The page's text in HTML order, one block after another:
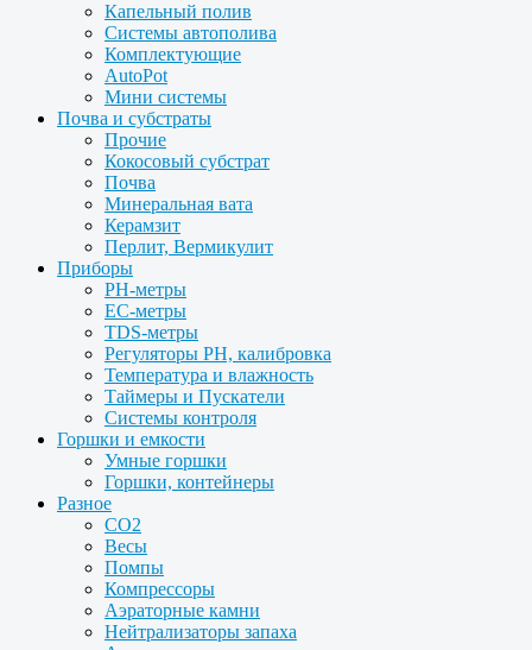
Капельный полив
Системы автополива
Комплектующие
AutoPot
Мини системы
Почва и субстраты
Прочие
Кокосовый субстрат
Почва
Минеральная вата
Керамзит
Перлит, Вермикулит
Приборы
PH-метры
EC-метры
TDS-метры
Регуляторы PH, калибровка
Температура и влажность
Таймеры и Пускатели
Системы контроля
Горшки и емкости
Умные горшки
Горшки, контейнеры
Разное
CO2
Весы
Помпы
Компрессоры
Аэраторные камни
Нейтрализаторы запаха